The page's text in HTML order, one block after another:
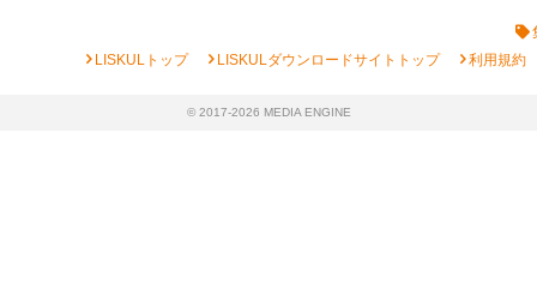
chevron_rightLISKULトップ chevron_rightLISKULダウンロードサイトトップ chevron_right利用規約
© 2017-2026 MEDIA ENGINE